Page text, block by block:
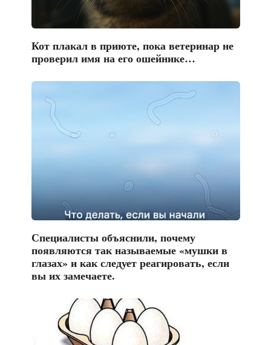
Кот плакал в приюте, пока ветеринар не
проверил имя на его ошейнике…
Специалисты объяснили, почему
появляются так называемые «мушки в
глазах» и как следует реагировать, если
вы их замечаете.